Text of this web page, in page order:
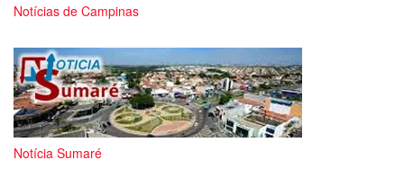
Notícias de Campinas
Notícia Sumaré